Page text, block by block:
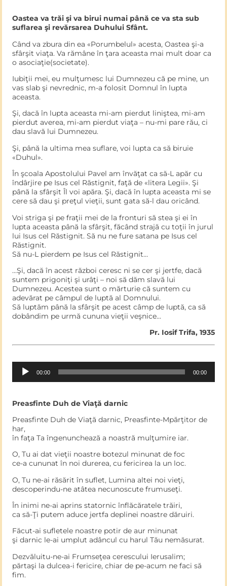
Oastea va trăi şi va birui numai până ce va sta sub
suflarea şi revărsarea Duhului Sfânt.
Când va zbura din ea «Porumbelul» acesta, Oastea şi-a
sfârşit viaţa. Va rămâne în ţara aceasta mai mult doar ca
o asociaţie(societate).
Iubiţii mei, eu mulţumesc lui Dumnezeu că pe mine, un
vas slab şi nevrednic, m-a folosit Domnul în lupta
aceasta.
Şi, dacă în lupta aceasta mi-am pierdut liniştea, mi-am
pierdut averea, mi-am pierdut viaţa – nu-mi pare rău, ci
dau slavă lui Dumnezeu.
Şi, până la ultima mea suflare, voi lupta ca să biruie
«Duhul».
În şcoala Apostolului Pavel am învăţat ca să-L apăr cu
îndârjire pe Isus cel Răstignit, faţă de «litera Legii». Şi
până la sfârşit Îl voi apăra. Şi, dacă în lupta aceasta mi se
cere să dau şi preţul vieţii, sunt gata să-l dau oricând.
Voi striga şi pe fraţii mei de la fronturi să stea şi ei în
lupta aceasta până la sfârşit, făcând strajă cu toţii în jurul
lui Isus cel Răstignit. Să nu ne fure satana pe Isus cel
Răstignit.
Să nu-L pierdem pe Isus cel Răstignit…
…Şi, dacă în acest război ceresc ni se cer şi jertfe, dacă
suntem prigoniţi şi urâţi – noi să dăm slavă lui
Dumnezeu. Acestea sunt o mărturie că suntem cu
adevărat pe câmpul de luptă al Domnului.
Să luptăm până la sfârşit pe acest câmp de luptă, ca să
dobândim pe urmă cununa vieţii veşnice…
Pr. Iosif Trifa, 1935
Audio
Player
00:00 00:00
Preasfinte Duh de Viaţă darnic
Preasfinte Duh de Viaţă darnic, Preasfinte-Mpărţitor de
har,
în faţa Ta îngenunchează a noastră mulţumire iar.
O, Tu ai dat vieţii noastre botezul minunat de foc
ce-a cununat în noi durerea, cu fericirea la un loc.
O, Tu ne-ai răsărit în suflet, Lumina altei noi vieţi,
descoperindu-ne atâtea necunoscute frumuseţi.
În inimi ne-ai aprins statornic înflăcăratele trăiri,
ca să-Ţi putem aduce jertfa deplinei noastre dăruiri.
Făcut-ai sufletele noastre potir de aur minunat
şi darnic le-ai umplut adâncul cu harul Tău nemăsurat.
Dezvăluitu-ne-ai Frumseţea cerescului Ierusalim;
părtaşi la dulcea-i fericire, chiar de pe-acum ne faci să
fim.